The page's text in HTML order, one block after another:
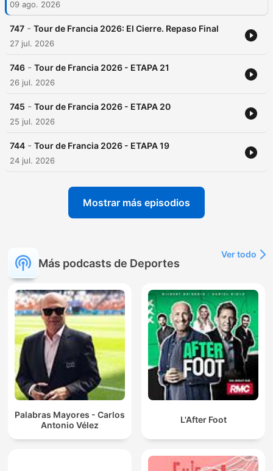
09 ago. 2026
747 - Tour de Francia 2026: El Cierre. Repaso Final
27 jul. 2026
746 - Tour de Francia 2026 - ETAPA 21
26 jul. 2026
745 - Tour de Francia 2026 - ETAPA 20
25 jul. 2026
744 - Tour de Francia 2026 - ETAPA 19
24 jul. 2026
Mostrar más episodios
Más podcasts de Deportes
Ver todo
Palabras Mayores - Carlos
Antonio Vélez
L'After Foot